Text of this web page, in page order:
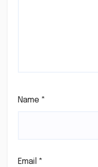
Name *
Email *